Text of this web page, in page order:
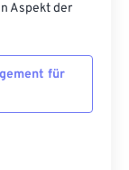
Aspekt der
für